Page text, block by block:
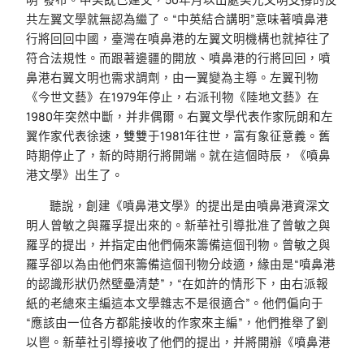
共左翼文學就無認為繼了。“中英結合講明”意味著噴鼻港
行將回回中國，臺灣在噴鼻港的左翼文明機構也就掉往了
符合法規性。而跟著邊疆的開放、噴鼻港的行將回回，噴
鼻港右翼文明也需求調劑，由一翼變為主導。左翼刊物
《今世文藝》在1979年停止，右派刊物《陸地文藝》在
1980年突然中斷，并非偶爾。右翼文學代表作家阮朗和左
翼作家代表徐速，雙雙于1981年往世，富有象征意義。舊
時期停止了，新的時期行將開端。就在這個時辰，《噴鼻
港文學》出生了。
聽說，創建《噴鼻港文學》的提出是由噴鼻港資深文
明人曾敏之與羅孚提出來的。新華社引導批准了曾敏之與
羅孚的提出，并指定由他們倆來籌備這個刊物。曾敏之與
羅孚卻以為由他們來籌備這個刊物分歧適，緣由是“噴鼻港
的認識形狀仍然壁壘清楚”，“在如許的情形下，由右派報
紙的老總來主編這本文學雜志不是很適合”。他們偏向于
“應該由一位各方都能接收的作家來主編”，他們推舉了劉
以鬯。新華社引導接收了他們的提出，并將開辦《噴鼻港